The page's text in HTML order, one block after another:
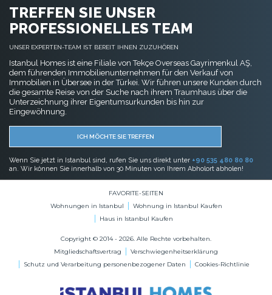
TREFFEN SIE UNSER
PROFESSIONELLES TEAM
UNSER EXPERTEN-TEAM IST BEREIT IHNEN ZUZUHÖREN
Istanbul Homes ist eine Filiale von Tekçe Overseas Gayrimenkul AŞ,
dem führenden Immobilienunternehmen für den Verkauf von
Immobilien in Übersee in der Türkei. Wir führen unsere Kunden durch
die gesamte Reise von der Suche nach ihrem Traumhaus über die
Unterzeichnung ihrer Eigentumsurkunden bis hin zur
Eingewöhnung.
ICH MÖCHTE SIE TREFFEN
Wenn Sie jetzt in Istanbul sind, rufen Sie uns direkt unter +90 535 480 80 80
an. Wir können Sie innerhalb von 30 Minuten von Ihrem Abholort abholen!
FAVORITE-SEITEN
Wohnungen in Istanbul
Wohnung in Istanbul Kaufen
Haus in Istanbul Kaufen
Copyright © 2014 - 2026. Alle Rechte vorbehalten.
Mitgliedschaftsvertrag
Verschwiegenheitserklärung
Schutz und Verarbeitung personenbezogener Daten
Cookies-Richtlinie